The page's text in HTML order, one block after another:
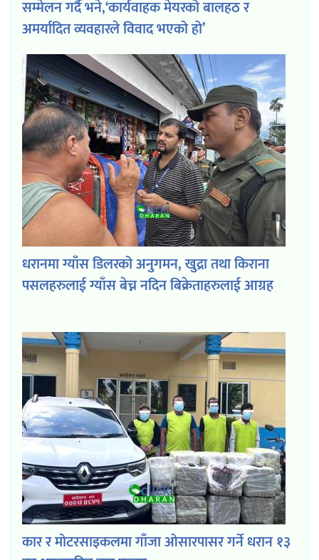
सम्मेलन गर्दै भने,‘कार्यवाहक मेयरको बालहठ र
अमर्यादित व्यवहारले विवाद भएको हो’
धरानमा ग्याँस डिलरको अनुगमन, खुद्रा तथा किराना
पसलहरुलाई ग्याँस बेच्न नदिन बिक्रेताहरुलाई आग्रह
कार र मोटरसाइकलमा गाँजा ओसारपासर गर्ने धरान १३